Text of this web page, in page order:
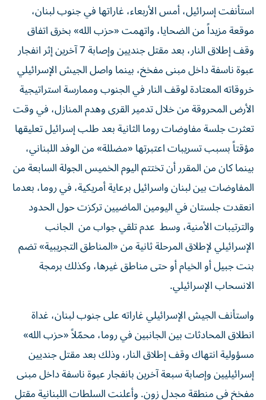
استأنفت إسرائيل، أمس الأربعاء، غاراتها في جنوب لبنان،
موقعة مزيداً من الضحايا، واتهمت «حزب الله» بخرق اتفاق
وقف إطلاق النار، بعد مقتل جنديين وإصابة 7 آخرين إثر انفجار
عبوة ناسفة داخل مبنى مفخخ، بينما واصل الجيش الإسرائيلي
خروقاته المعتادة لوقف النار في الجنوب وممارسة استراتيجية
الأرض المحروقة من خلال تدمير القرى وهدم المنازل، في وقت
تعثرت جلسة مفاوضات روما الثانية بعد طلب إسرائيل تعليقها
مؤقتاً بسبب تسريبات اعتبرتها «مضللة» من الوفد اللبناني،
بينما كان من المقرر أن تختتم اليوم الخميس الجولة السابعة من
المفاوضات بين لبنان واسرائيل برعاية أمريكية، في روما، بعدما
انعقدت جلستان في اليومين الماضيين تركزت حول الحدود
والترتيبات الأمنية، وسط عدم تلقي جواب من الجانب
الإسرائيلي لإطلاق المرحلة ثانية من «المناطق التجريبية» تضم
بنت جبيل أو الخيام أو حتى مناطق غيرها، وكذلك برمجة
الانسحاب الإسرائيلي.
واستأنف الجيش الإسرائيلي غاراته على جنوب لبنان، غداة
انطلاق المحادثات بين الجانبين في روما، محمّلاً «حزب الله»
مسؤولية انتهاك وقف إطلاق النار، وذلك بعد مقتل جنديين
إسرائيليين وإصابة سبعة آخرين بانفجار عبوة ناسفة داخل مبنى
مفخخ في منطقة مجدل زون. وأعلنت السلطات اللبنانية مقتل